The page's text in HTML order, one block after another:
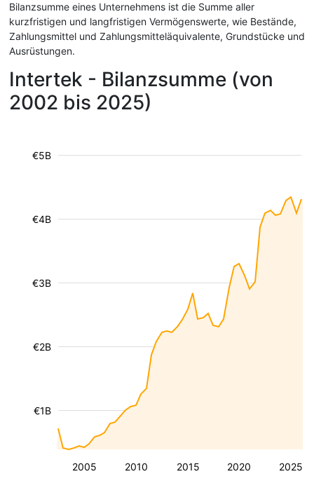
Bilanzsumme eines Unternehmens ist die Summe aller
kurzfristigen und langfristigen Vermögenswerte, wie Bestände,
Zahlungsmittel und Zahlungsmitteläquivalente, Grundstücke und
Ausrüstungen.
Intertek - Bilanzsumme (von
2002 bis 2025)
2005 2010 2015 2020 2025
€1B
€2B
€3B
€4B
€5B